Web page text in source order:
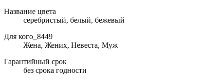
Название цвета
серебристый, белый, бежевый
Для кого_8449
Жена, Жених, Невеста, Муж
Гарантийный срок
без срока годности